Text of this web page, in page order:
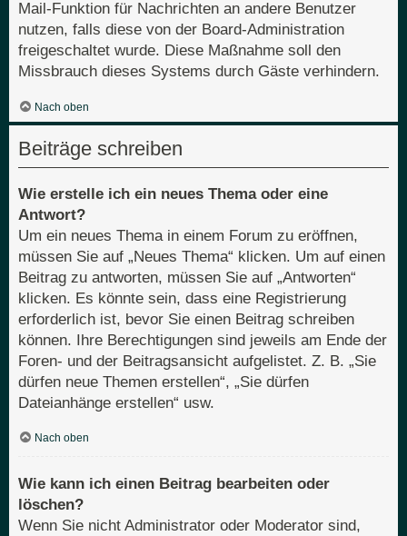
Mail-Funktion für Nachrichten an andere Benutzer
nutzen, falls diese von der Board-Administration
freigeschaltet wurde. Diese Maßnahme soll den
Missbrauch dieses Systems durch Gäste verhindern.
Nach oben
Beiträge schreiben
Wie erstelle ich ein neues Thema oder eine
Antwort?
Um ein neues Thema in einem Forum zu eröffnen,
müssen Sie auf „Neues Thema“ klicken. Um auf einen
Beitrag zu antworten, müssen Sie auf „Antworten“
klicken. Es könnte sein, dass eine Registrierung
erforderlich ist, bevor Sie einen Beitrag schreiben
können. Ihre Berechtigungen sind jeweils am Ende der
Foren- und der Beitragsansicht aufgelistet. Z. B. „Sie
dürfen neue Themen erstellen“, „Sie dürfen
Dateianhänge erstellen“ usw.
Nach oben
Wie kann ich einen Beitrag bearbeiten oder
löschen?
Wenn Sie nicht Administrator oder Moderator sind,